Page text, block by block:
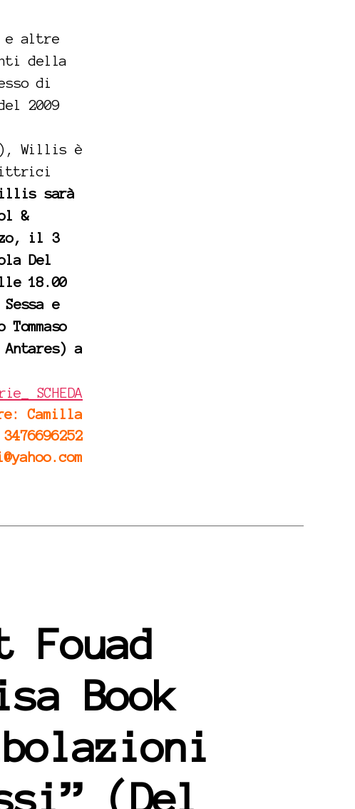
e altre
della
di
2009
Willis è
sarà
&
il 3
Del
18.00
e
a
SCHEDA
Camilla
Book
(Del